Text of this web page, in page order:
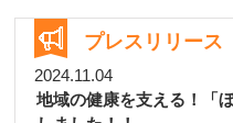
言にこだわって制作しました
揃っており、ご家族やご友人
違いなしです
イメージをやわらげ、地域の
ができればと考えています。 今後も、健康づくりのお手伝いはも
プレスリリース
2024.11.04
地域の健康を支える！「